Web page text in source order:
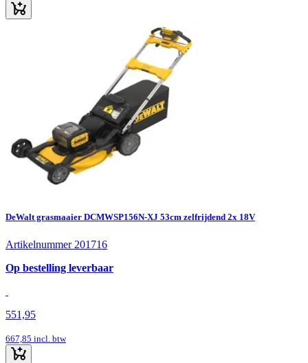
DeWalt grasmaaier DCMWSP156N-XJ 53cm zelfrijdend 2x 18V
Artikelnummer 201716
Op bestelling leverbaar
551,95
667,85 incl. btw